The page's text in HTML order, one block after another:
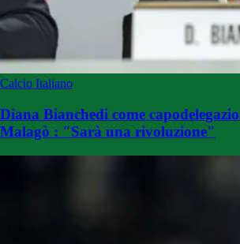
Calcio Italiano
Diana Bianchedi come
Malagò : "Sarà una rivoluzione"